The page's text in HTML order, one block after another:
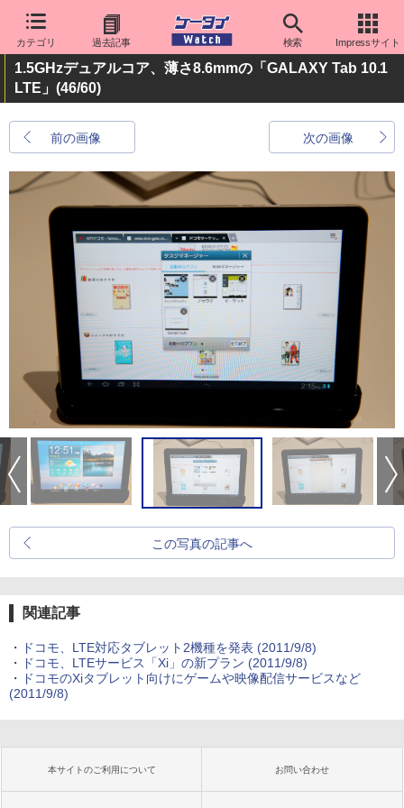
カテゴリ 過去記事 検索 Impressサイト
1.5GHzデュアルコア、薄さ8.6mmの「GALAXY Tab 10.1
LTE」 (46/60)
前の画像 次の画像
この写真の記事へ
関連記事
・ ドコモ、LTE対応タブレット2機種を発表 (2011/9/8)
・
ドコモ、LTEサービス「Xi」の新プラン (2011/9/8)
・
ドコモのXiタブレット向けにゲームや映像配信サービスなど
(2011/9/8)
本サイトのご利用について お問い合わせ